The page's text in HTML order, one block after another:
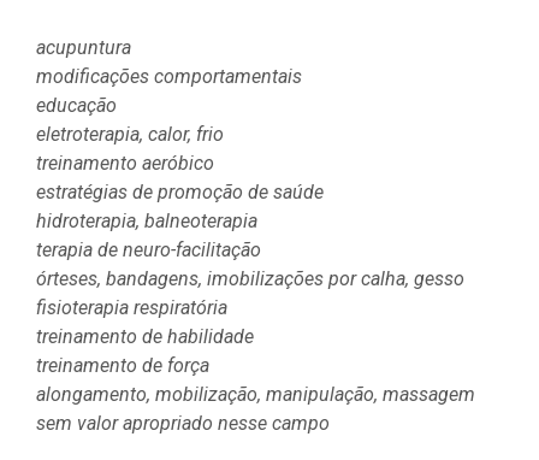
acupuntura
modificações comportamentais
educação
eletroterapia, calor, frio
treinamento aeróbico
estratégias de promoção de saúde
hidroterapia, balneoterapia
terapia de neuro-facilitação
órteses, bandagens, imobilizações por calha, gesso
fisioterapia respiratória
treinamento de habilidade
treinamento de força
alongamento, mobilização, manipulação, massagem
sem valor apropriado nesse campo